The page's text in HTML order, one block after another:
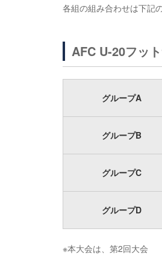
各組の組み合わせは下記
AFC U-20フッ
グループA
グループB
グループC
グループD
※本大会は、第2回大会